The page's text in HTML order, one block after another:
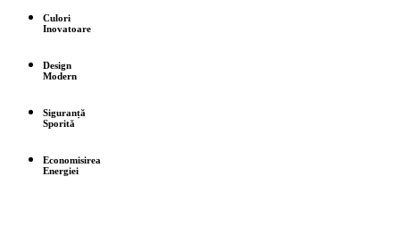
Culori
Inovatoare
Design
Modern
Siguranță
Sporită
Economisirea
Energiei